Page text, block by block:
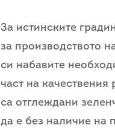
За истинските
за производството
си набавите
част на качествения
са отглеждани
да е без наличие на